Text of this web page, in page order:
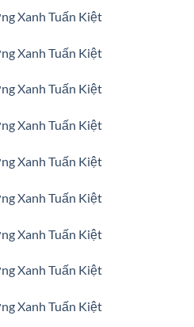
Xanh Tuấn Kiệt
Xanh Tuấn Kiệt
Xanh Tuấn Kiệt
Xanh Tuấn Kiệt
Xanh Tuấn Kiệt
Xanh Tuấn Kiệt
Xanh Tuấn Kiệt
Xanh Tuấn Kiệt
Xanh Tuấn Kiệt